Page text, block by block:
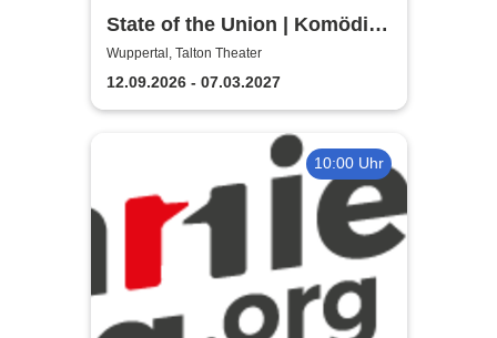
State of the Union | Komödie
von Nick Hornby
Wuppertal, Talton Theater
12.09.2026 - 07.03.2027
10:00 Uhr